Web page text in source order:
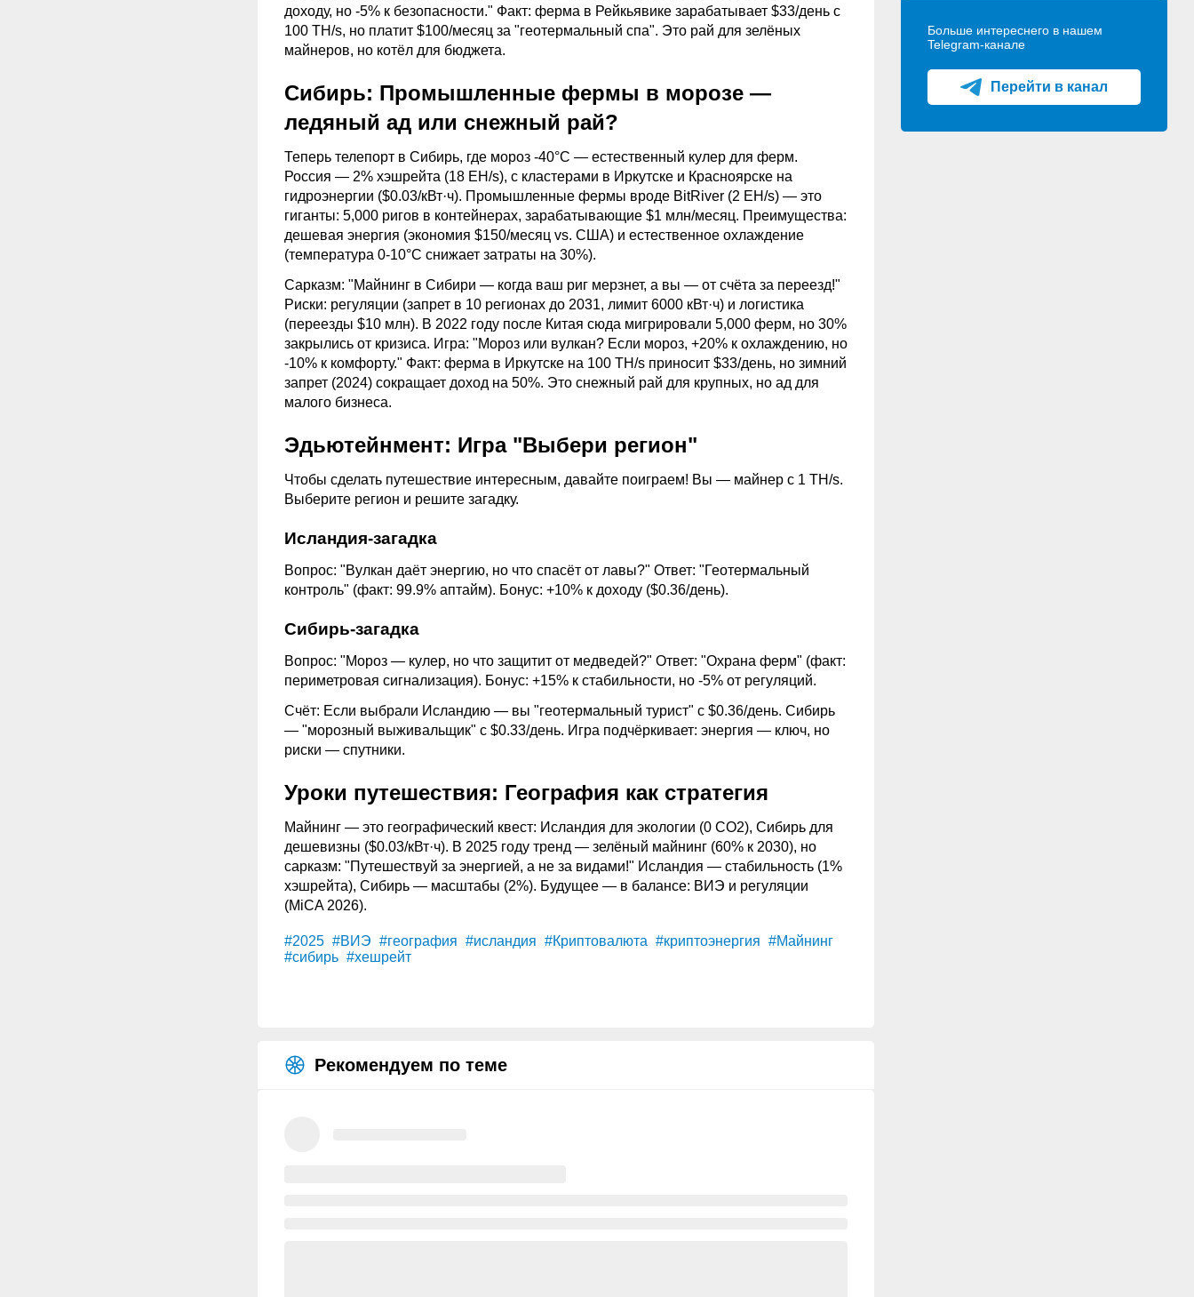
доходу, но -5% к безопасности." Факт: ферма в Рейкьявике зарабатывает $33/день с
100 TH/s, но платит $100/месяц за "геотермальный спа". Это рай для зелёных
майнеров, но котёл для бюджета.
Сибирь: Промышленные фермы в морозе —
ледяный ад или снежный рай?
Теперь телепорт в Сибирь, где мороз -40°C — естественный кулер для ферм.
Россия — 2% хэшрейта (18 EH/s), с кластерами в Иркутске и Красноярске на
гидроэнергии ($0.03/кВт·ч). Промышленные фермы вроде BitRiver (2 EH/s) — это
гиганты: 5,000 ригов в контейнерах, зарабатывающие $1 млн/месяц. Преимущества:
дешевая энергия (экономия $150/месяц vs. США) и естественное охлаждение
(температура 0-10°C снижает затраты на 30%).
Сарказм: "Майнинг в Сибири — когда ваш риг мерзнет, а вы — от счёта за переезд!"
Риски: регуляции (запрет в 10 регионах до 2031, лимит 6000 кВт·ч) и логистика
(переезды $10 млн). В 2022 году после Китая сюда мигрировали 5,000 ферм, но 30%
закрылись от кризиса. Игра: "Мороз или вулкан? Если мороз, +20% к охлаждению, но
-10% к комфорту." Факт: ферма в Иркутске на 100 TH/s приносит $33/день, но зимний
запрет (2024) сокращает доход на 50%. Это снежный рай для крупных, но ад для
малого бизнеса.
Эдьютейнмент: Игра "Выбери регион"
Чтобы сделать путешествие интересным, давайте поиграем! Вы — майнер с 1 TH/s.
Выберите регион и решите загадку.
Исландия-загадка
Вопрос: "Вулкан даёт энергию, но что спасёт от лавы?" Ответ: "Геотермальный
контроль" (факт: 99.9% аптайм). Бонус: +10% к доходу ($0.36/день).
Сибирь-загадка
Вопрос: "Мороз — кулер, но что защитит от медведей?" Ответ: "Охрана ферм" (факт:
периметровая сигнализация). Бонус: +15% к стабильности, но -5% от регуляций.
Счёт: Если выбрали Исландию — вы "геотермальный турист" с $0.36/день. Сибирь
— "морозный выживальщик" с $0.33/день. Игра подчёркивает: энергия — ключ, но
риски — спутники.
Уроки путешествия: География как стратегия
Майнинг — это географический квест: Исландия для экологии (0 CO2), Сибирь для
дешевизны ($0.03/кВт·ч). В 2025 году тренд — зелёный майнинг (60% к 2030), но
сарказм: "Путешествуй за энергией, а не за видами!" Исландия — стабильность (1%
хэшрейта), Сибирь — масштабы (2%). Будущее — в балансе: ВИЭ и регуляции
(MiCA 2026).
#2025 #ВИЭ #география #исландия #Криптовалюта #криптоэнергия #Майнинг
#сибирь #хешрейт
Рекомендуем по теме
Больше интереснего в нашем
Telegram-канале
Перейти в канал